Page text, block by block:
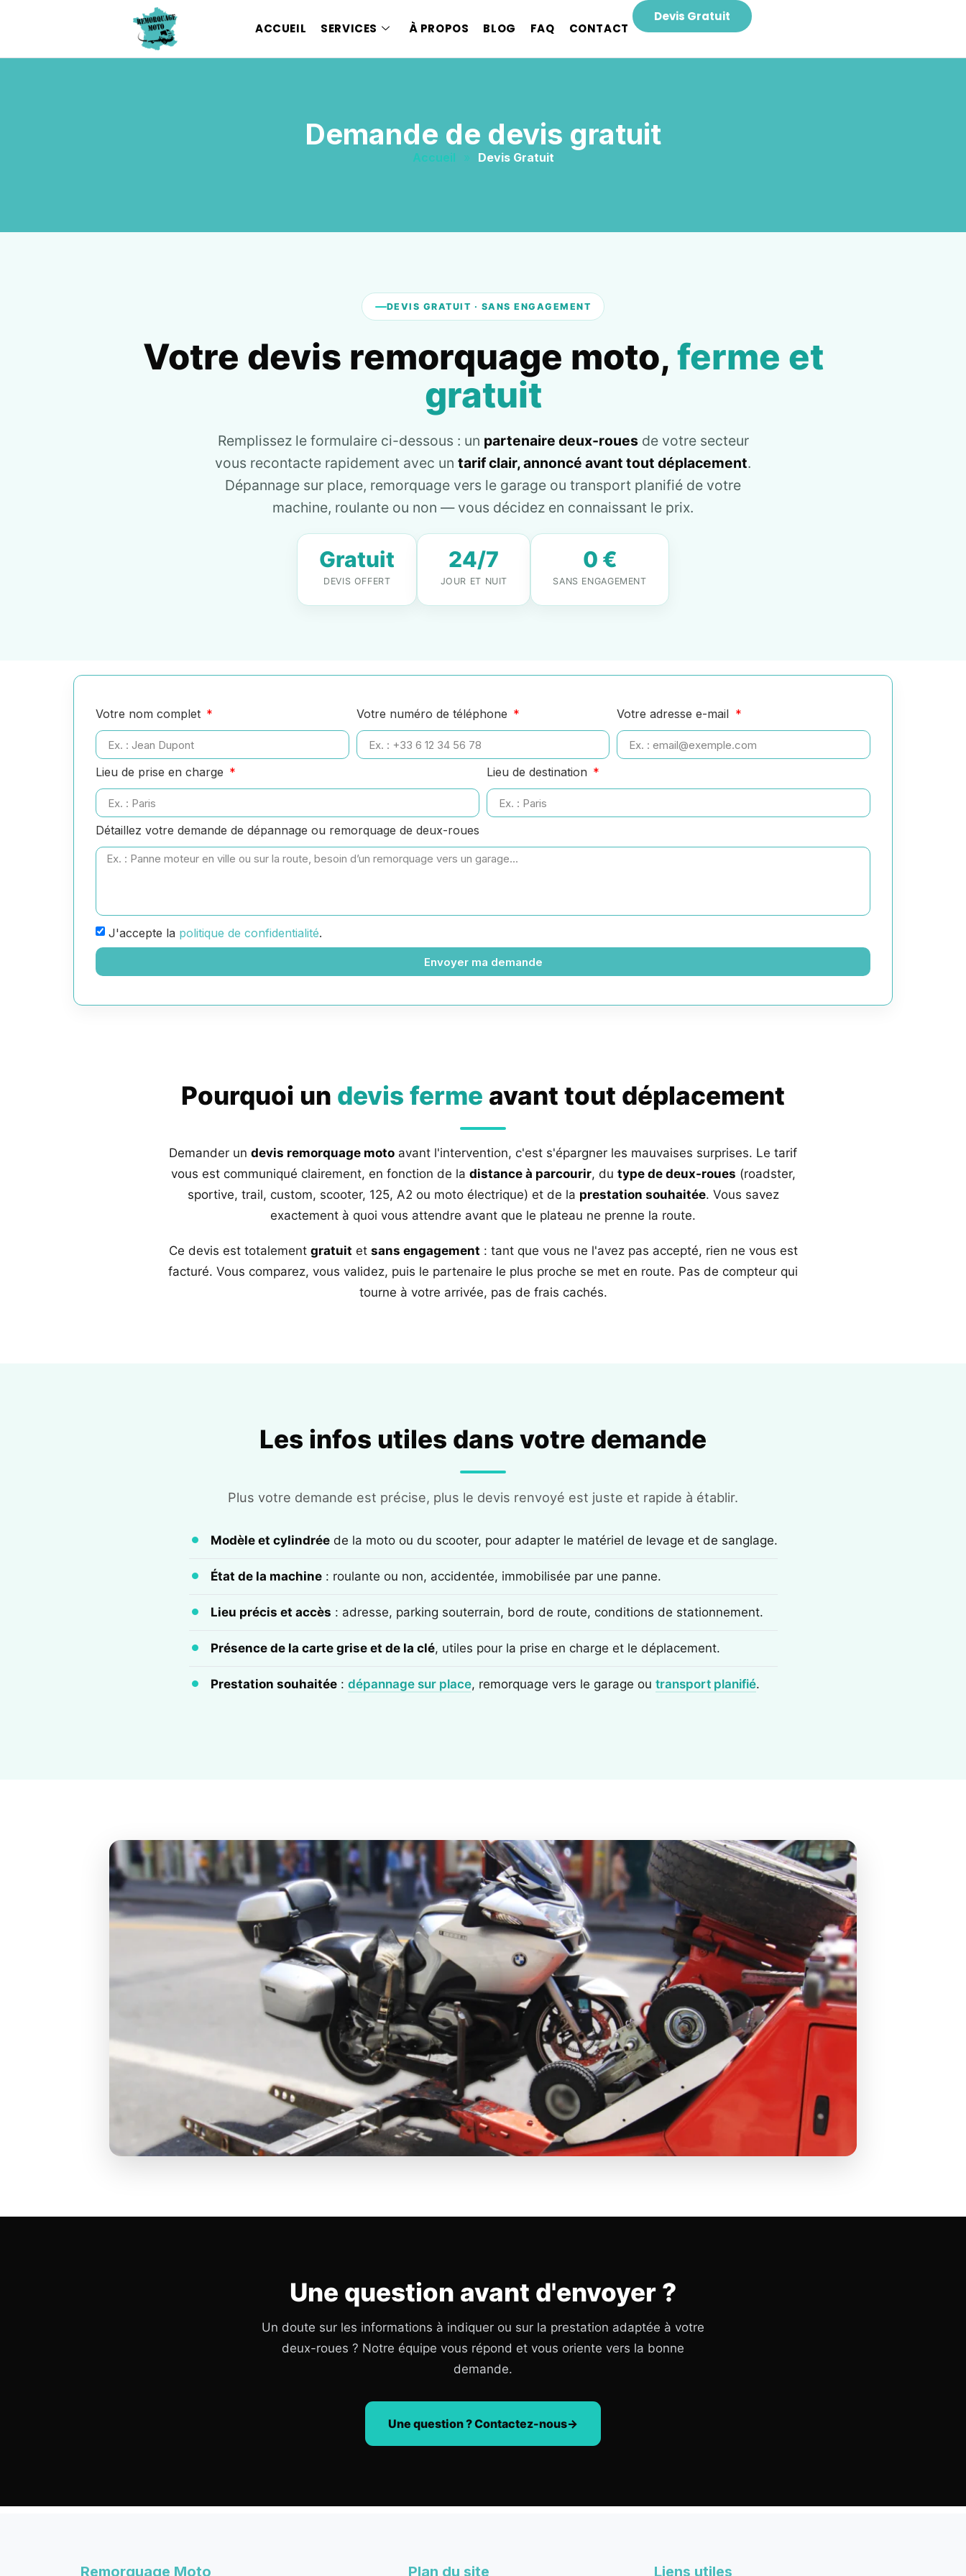
ACCUEIL SERVICES À PROPOS BLOG FAQ CONTACT
Devis Gratuit
Demande de devis gratuit
Accueil » Devis Gratuit
DEVIS GRATUIT · SANS ENGAGEMENT
Votre devis remorquage moto, ferme et
gratuit
Remplissez le formulaire ci-dessous : un partenaire deux-rouesde votre secteur
vous recontacte rapidement avec un tarif clair, annoncé avant tout déplacement.
Dépannage sur place, remorquage vers le garage ou transport planifié de votre
machine, roulante ou non — vous décidez en connaissant le prix.
Gratuit
DEVIS OFFERT
24/7
JOUR ET NUIT
0 €
SANS ENGAGEMENT
Votre nom complet Votre numéro de téléphone Votre adresse e-mail
Lieu de prise en charge Lieu de destination
Détaillez votre demande de dépannage ou remorquage de deux-roues
J'accepte la politique de confidentialité.
Envoyer ma demande
Pourquoi un devis ferme avant tout déplacement
Demander un devis remorquage moto avant l'intervention, c'est s'épargner les mauvaises surprises. Le tarif
vous est communiqué clairement, en fonction de la distance à parcourir, du type de deux-roues (roadster,
sportive, trail, custom, scooter, 125, A2 ou moto électrique) et de la prestation souhaitée. Vous savez
exactement à quoi vous attendre avant que le plateau ne prenne la route.
Ce devis est totalement gratuit et sans engagement : tant que vous ne l'avez pas accepté, rien ne vous est
facturé. Vous comparez, vous validez, puis le partenaire le plus proche se met en route. Pas de compteur qui
tourne à votre arrivée, pas de frais cachés.
Les infos utiles dans votre demande
Plus votre demande est précise, plus le devis renvoyé est juste et rapide à établir.
Modèle et cylindréede la moto ou du scooter, pour adapter le matériel de levage et de sanglage.
État de la machine: roulante ou non, accidentée, immobilisée par une panne.
Lieu précis et accès : adresse, parking souterrain, bord de route, conditions de stationnement.
Présence de la carte grise et de la clé, utiles pour la prise en charge et le déplacement.
Prestation souhaitée: dépannage sur place, remorquage vers le garage ou transport planifié.
Une question avant d'envoyer ?
Un doute sur les informations à indiquer ou sur la prestation adaptée à votre
deux-roues ? Notre équipe vous répond et vous oriente vers la bonne
demande.
Une question ? Contactez-nous
Remorquage Moto Plan du site Liens utiles